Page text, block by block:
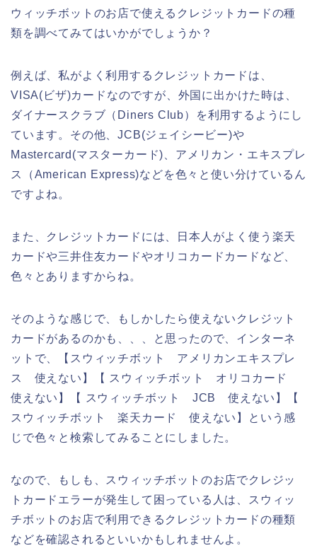
ウィッチボットのお店で使えるクレジットカードの種
類を調べてみてはいかがでしょうか？
例えば、私がよく利用するクレジットカードは、
VISA(ビザ)カードなのですが、外国に出かけた時は、
ダイナースクラブ（Diners Club）を利用するようにし
ています。その他、JCB(ジェイシービー)や
Mastercard(マスターカード)、アメリカン・エキスプレ
ス（American Express)などを色々と使い分けているん
ですよね。
また、クレジットカードには、日本人がよく使う楽天
カードや三井住友カードやオリコカードカードなど、
色々とありますからね。
そのような感じで、もしかしたら使えないクレジット
カードがあるのかも、、、と思ったので、インターネ
ットで、【スウィッチボット アメリカンエキスプレ
ス 使えない】【 スウィッチボット オリコカード
使えない】【 スウィッチボット JCB 使えない】【
スウィッチボット 楽天カード 使えない】という感
じで色々と検索してみることにしました。
なので、もしも、スウィッチボットのお店でクレジッ
トカードエラーが発生して困っている人は、スウィッ
チボットのお店で利用できるクレジットカードの種類
などを確認されるといいかもしれませんよ。